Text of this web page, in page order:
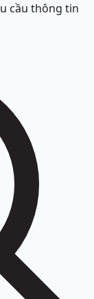
cầu thông tin